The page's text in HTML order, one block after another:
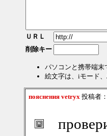
ＵＲＬ
削除キー
パソコンと携帯端末
絵文字は、iモード、
пояснения vetryx 投稿者：